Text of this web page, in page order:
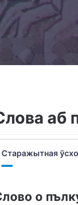
аб
Старажытная
о